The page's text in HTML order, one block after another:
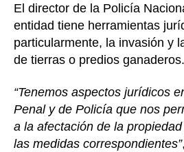
El director de la Policía
entidad tiene herramientas
particularmente, la invasión y
de tierras o predios ganaderos.
“Tenemos aspectos jurídicos
Penal y de Policía que nos
a la afectación de la
las medidas correspondientes”